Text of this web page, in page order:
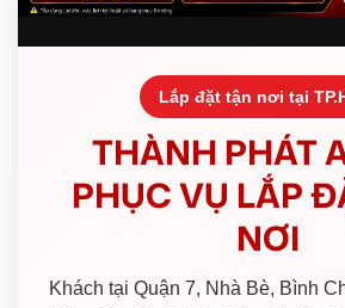
Lắp đặt tận nơi tại
THÀNH PHÁT
PHỤC VỤ LẮP
NƠI
Khách tại Quận 7, Nhà Bè, Bình